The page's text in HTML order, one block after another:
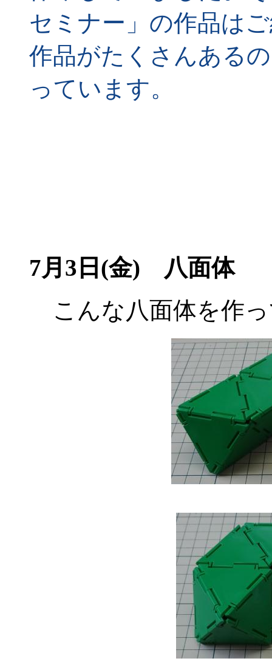
セミナー」の作品は
作品がたくさんある
っています。
7月3日(金) 八面体
こんな八面体を作